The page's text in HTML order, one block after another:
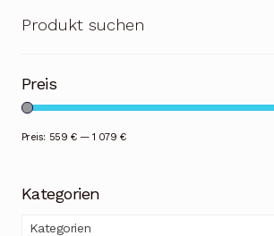
Produkt suchen
Preis
Preis: 559 €— 1 079 €
Kategorien
Kategorien